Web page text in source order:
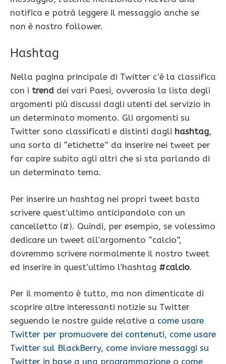
notifica e potrà leggere il messaggio anche se
non è nostro follower.
Hashtag
Nella pagina principale di Twitter c’è la classifica
con i trend dei vari Paesi, ovverosia la lista degli
argomenti più discussi dagli utenti del servizio in
un determinato momento. Gli argomenti su
Twitter sono classificati e distinti dagli hashtag,
una sorta di “etichette” da inserire nei tweet per
far capire subito agli altri che si sta parlando di
un determinato tema.
Per inserire un hashtag nei propri tweet basta
scrivere quest’ultimo anticipandolo con un
cancelletto (#). Quindi, per esempio, se volessimo
dedicare un tweet all’argomento “calcio”,
dovremmo scrivere normalmente il nostro tweet
ed inserire in quest’ultimo l’hashtag #calcio.
Per il momento è tutto, ma non dimenticate di
scoprire altre interessanti notizie su Twitter
seguendo le nostre guide relative a come usare
Twitter per promuovere dei contenuti, come usare
Twitter sul BlackBerry, come inviare messaggi su
Twitter in base a una programmazione o come